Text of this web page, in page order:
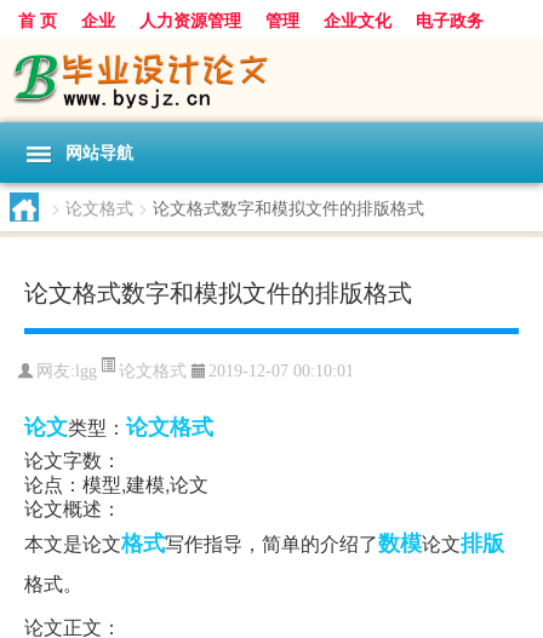
首 页 企业 人力资源管理 管理 企业文化
电子政务
数据
旅游 项目 浅谈 发展
网站导航
> 论文格式 > 论文格式数字和模拟文件的排版格式
论文格式数字和模拟文件的排版格式
网友: lgg 论文格式 2019-12-07 00:10:01
论文类型： 论文格式
论文字数：
论点：模型,建模,论文
论文概述：
本文是论文格式写作指导，简单的介绍了数模论文排版
格式。
论文正文：